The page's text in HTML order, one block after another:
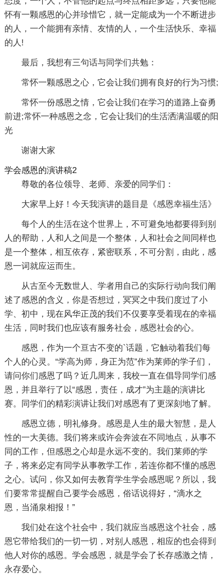
怀有一颗感恩的心并珍惜它，就一定能成为一个不断进步
的人，一个能拥有亲情、友情的人，一个生活快乐、幸福
的人!
最后，我想有三句话与同学们共勉：
常怀一颗感恩之心，它会让我们拥有良好的行为习惯;
常怀一份感恩之情，它会让我们在学习的道路上奋勇
前进;常怀一种感恩之念，它会让我们的生活洒满温暖的阳
光
谢谢大家
学会感恩的演讲稿2
尊敬的各位领导、老师、亲爱的同学们：
大家早上好！今天我演讲的题目是《感恩幸福生活》
每个人的生活在这个世界上，不可避免地都要得到别
人的帮助，人和人之间是一个整体，人和社会之间同样也
是一个整体，相互依存，紧密联系，不可分割，由此，感
恩一词就应运而生。
从古至今无数世人、学者用自己的实际行动向我们阐
述了感恩的含义，你是否想过，冥冥之中我们度过了小
学、初中，现在风华正茂的我们不仅要享受着现在的幸福
生活，同时我们也应该有服务社会，感恩社会的心。
感恩，作为一个亘古不变的`话题，它触动着我们每
个人的心灵。“学高为师，身正为范”作为莱师的学子们，
请问你们感恩了吗？近几周来，我校一直在倡导同学们感
恩，并且举行了以“感恩，责任，成才”为主题的演讲比
赛。同学们的精彩演讲让我们对感恩有了更深刻地了解。
感恩立德，明礼修身。感恩是人生的最大智慧，是人
性的一大美德。我们将来或许会奔波在不同地点，从事不
同的工作，但感恩之心却是永远不变的。我们莱师的学
子，将来必定有同学从事教学工作，若连你都不懂的感恩
之心。试问，你又如何去教育学生学会感恩呢？所以，我
们要常常提醒自己要学会感恩，俗话说得好，“滴水之
恩，当涌泉相报！”
我们处在这个社会中，我们就应当感恩这个社会，感
恩它带给我们的一切一切，对别人感恩，相应的也会得到
他人对你的感恩。学会感恩，就是学会了长存感激之情，
永存爱心。